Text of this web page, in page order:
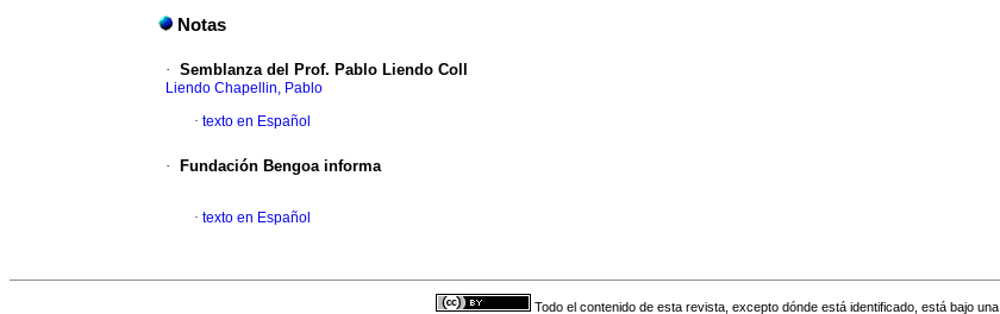
Notas
· Semblanza del Prof. Pablo Liendo Coll
Liendo Chapellin, Pablo
· texto en Español
· Fundación Bengoa informa
· texto en Español
Todo el contenido de esta revista, excepto dónde está identificado, está bajo una